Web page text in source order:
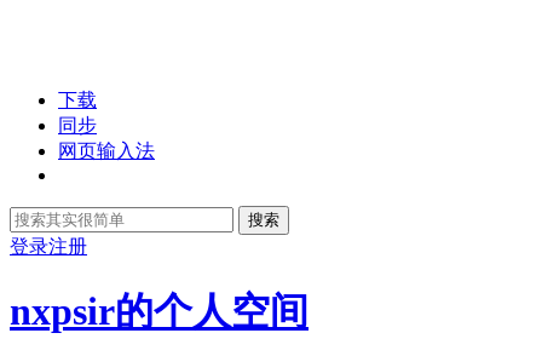
下载
同步
网页输入法
搜索
登录注册
nxpsir的个人空间